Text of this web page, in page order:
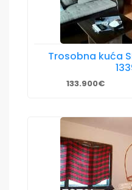
Trosobna kuća
133.900€